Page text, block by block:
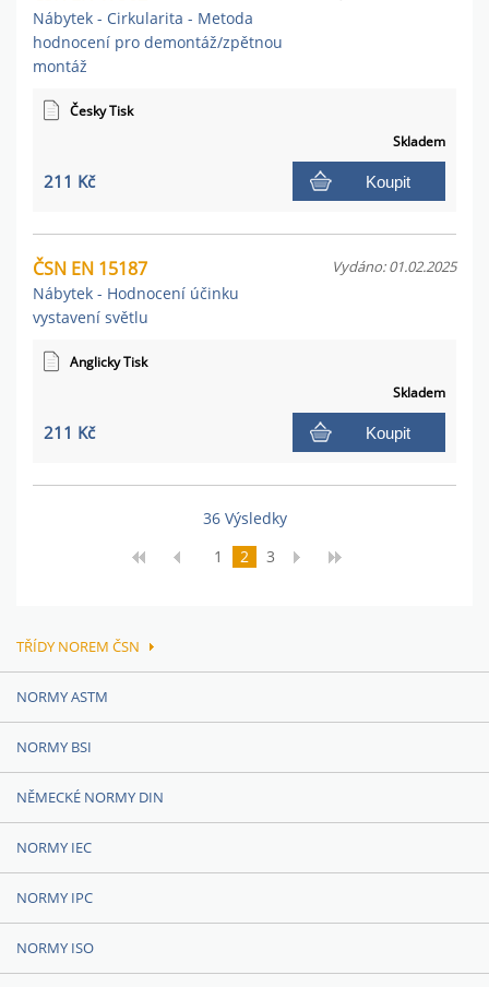
Nábytek - Cirkularita - Metoda
hodnocení pro demontáž/zpětnou
montáž
Česky Tisk
Skladem
211 Kč Koupit
ČSN EN 15187
Nábytek - Hodnocení účinku
vystavení světlu
Vydáno: 01.02.2025
Anglicky Tisk
Skladem
211 Kč Koupit
36 Výsledky
1
2 3
TŘÍDY NOREM ČSN
NORMY ASTM
NORMY BSI
NĚMECKÉ NORMY DIN
NORMY IEC
NORMY IPC
NORMY ISO